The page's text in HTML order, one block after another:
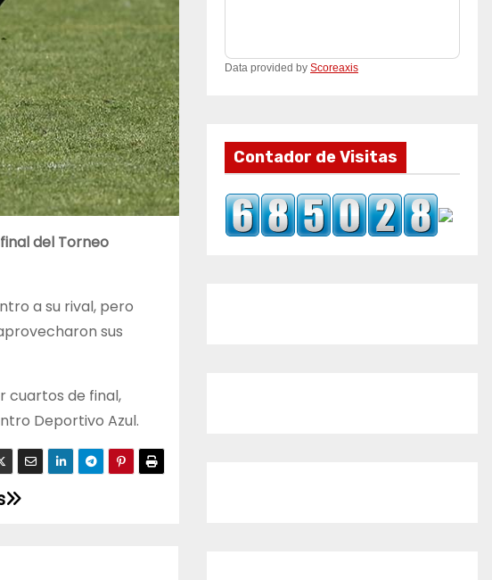
del Torneo
a su rival, pero
sus
cuartos de final,
Deportivo Azul.
Data provided by Scoreaxis
Contador de Visitas